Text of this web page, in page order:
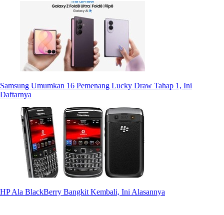
Samsung Umumkan 16 Pemenang Lucky Draw Tahap 1, Ini
Daftarnya
HP Ala BlackBerry Bangkit Kembali, Ini Alasannya